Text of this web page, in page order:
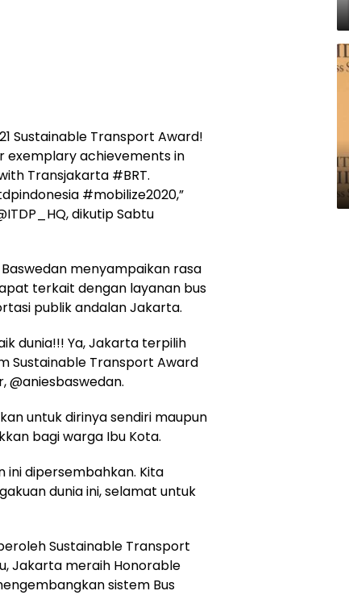
Sustainable Transport Award!
achievements in
Transjakarta #BRT.
#mobilize2020,”
dikutip Sabtu
menyampaikan rasa
terkait dengan layanan bus
publik andalan Jakarta.
dunia!!! Ya, Jakarta terpilih
Sustainable Transport Award
@aniesbaswedan.
untuk dirinya sendiri maupun
bagi warga Ibu Kota.
ini dipersembahkan. Kita
dunia ini, selamat untuk
Sustainable Transport
Jakarta meraih Honorable
sistem Bus